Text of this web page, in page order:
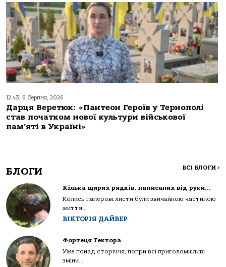
12:43, 6 Серпня, 2026
Дарця Веретюк: «Пантеон Героїв у Тернополі
став початком нової культури військової
пам’яті в Україні»
БЛОГИ ВСІ БЛОГИ >
Кілька щирих рядків, написаних від руки…
Колись паперові листи були звичайною частиною
життя...
ВІКТОРІЯ ДАЙВЕР
Фортеця Гектора
Уже понад сторіччя, попри всі приголомшливі
зміни...